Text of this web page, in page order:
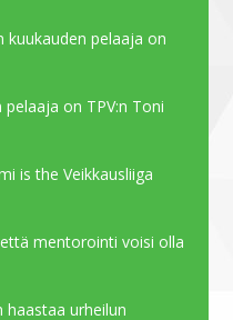
kuukauden pelaaja on
on TPV:n Toni
is the Veikkausliiga
mentorointi voisi olla
haastaa urheilun